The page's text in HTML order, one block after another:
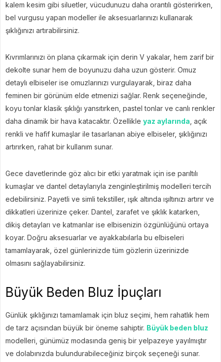
kalem kesim gibi siluetler, vücudunuzu daha orantılı gösterirken,
bel vurgusu yapan modeller ile aksesuarlarınızı kullanarak
şıklığınızı artırabilirsiniz.
Kıvrımlarınızı ön plana çıkarmak için derin V yakalar, hem zarif bir
dekolte sunar hem de boyunuzu daha uzun gösterir. Omuz
detaylı elbiseler ise omuzlarınızı vurgulayarak, biraz daha
feminen bir görünüm elde etmenizi sağlar. Renk seçeneğinde,
koyu tonlar klasik şıklığı yansıtırken, pastel tonlar ve canlı renkler
daha dinamik bir hava katacaktır. Özellikle yaz aylarında , açık
renkli ve hafif kumaşlar ile tasarlanan abiye elbiseler, şıklığınızı
artırırken, rahat bir kullanım sunar.
Gece davetlerinde göz alıcı bir etki yaratmak için ise parıltılı
kumaşlar ve dantel detaylarıyla zenginleştirilmiş modelleri tercih
edebilirsiniz. Payetli ve simli tekstiller, ışık altında ışıltınızı artırır ve
dikkatleri üzerinize çeker. Dantel, zarafet ve şıklık katarken,
dikiş detayları ve katmanlar ise elbisenizin özgünlüğünü ortaya
koyar. Doğru aksesuarlar ve ayakkabılarla bu elbiseleri
tamamlayarak, özel günlerinizde tüm gözlerin üzerinizde
olmasını sağlayabilirsiniz.
Büyük Beden Bluz İpuçları
Günlük şıklığınızı tamamlamak için bluz seçimi, hem rahatlık hem
de tarz açısından büyük bir öneme sahiptir. Büyük beden bluz
modelleri, günümüz modasında geniş bir yelpazeye yayılmıştır
ve dolabınızda bulundurabileceğiniz birçok seçeneği sunar.